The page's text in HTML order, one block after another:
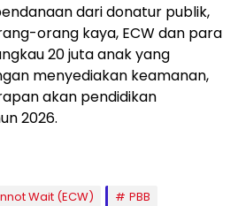
dari donatur publik,
orang kaya, ECW dan para
20 juta anak yang
menyediakan keamanan,
akan pendidikan
2026.
Wait (ECW) PBB